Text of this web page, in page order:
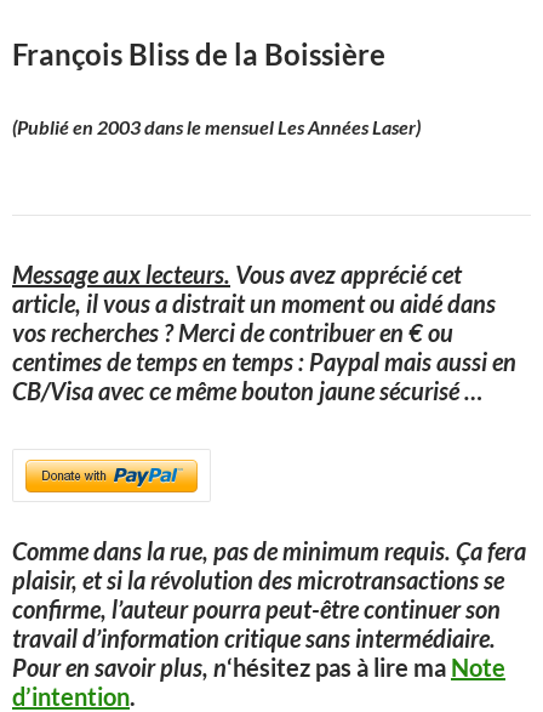
François Bliss de la Boissière
(Publié en 2003 dans le mensuel Les Années Laser)
Message aux lecteurs. Vous avez apprécié cet
article, il vous a distrait un moment ou aidé dans
vos recherches ? Merci de contribuer en € ou
centimes de temps en temps : Paypal mais aussi en
CB/Visa avec ce même bouton jaune sécurisé…
Comme dans la rue, pas de minimum requis. Ça fera
plaisir, et si la révolution des microtransactions se
confirme, l’auteur pourra peut-être continuer son
travail d’information critique sans intermédiaire.
Pour en savoir plus, n‘hésitez pas à lire ma Note
d’intention.